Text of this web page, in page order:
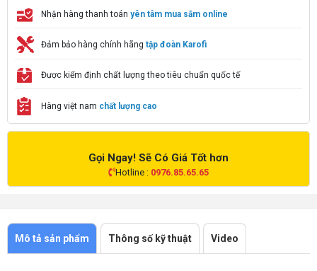
Nhận hàng thanh toán yên tâm mua sắm online
Đảm bảo hàng chính hãng tập đoàn Karofi
Được kiểm định chất lượng theo tiêu chuẩn quốc tế
Hàng việt nam chất lượng cao
Gọi Ngay! Sẽ Có Giá Tốt hơn
Hotline : 0976.85.65.65
Mô tả sản phẩm Thông số kỹ thuật Video